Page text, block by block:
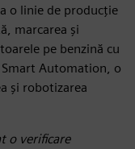
o linie de producție
marcarea și
pe benzină cu
Automation, o
și robotizarea
o verificare